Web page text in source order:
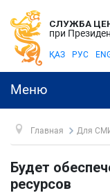
СЛУЖБА
при
ҚАЗ РУС
Меню
Главная Для
Будет
ресурсов